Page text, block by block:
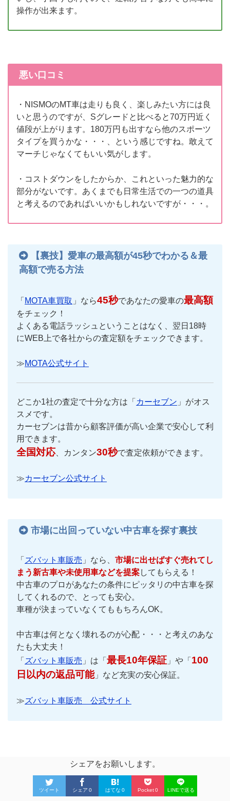
操作が出来ます。
悪い口コミ
・NISMOのMT車は走りも良く、楽しみたい方には良
いと思うのですが、Sグレードと比べると70万円近く
値段が上がります。180万円も出すなら他のスポーツ
タイプを買うかな・・・、という感じですね。敢えて
マーチじゃなくてもいい気がします。
・コストダウンをしたからか、これといった魅力的な
部分がないです。あくまでも日常生活での一つの道具
と考えるのであればいいかもしれないですが・・・。
【裏技】愛車の最高額が45秒でわかる＆最
高額で売る方法
「 MOTA車買取 」なら45秒であなたの愛車の最高額
をチェック！
よくある電話ラッシュということはなく、翌日18時
にWEB上で各社からの査定額をチェックできます。
≫MOTA公式サイト
どこか1社の査定で十分な方は「 カーセブン 」がオス
スメです。
カーセブンは昔から顧客評価が高い企業で安心して利
用できます。
全国対応、カンタン30秒で査定依頼ができます。
≫カーセブン公式サイト
市場に出回っていない中古車を探す裏技
「 ズバット車販売 」なら、 市場に出せばすぐ売れてし
まう新古車や未使用車などを提案してもらえる！
中古車のプロがあなたの条件にピッタリの中古車を探
してくれるので、とっても安心。
車種が決まっていなくてももちろんOK。
中古車は何となく壊れるのが心配・・・と考えのあな
たも大丈夫！
「 ズバット車販売 」は「 最長10年保証 」や「 100
日以内の返品可能」など充実の安心保証。
≫ズバット車販売 公式サイト
シェアをお願いします。
ツイート シェア 0 はてな 0 Pocket0 LINEで送る